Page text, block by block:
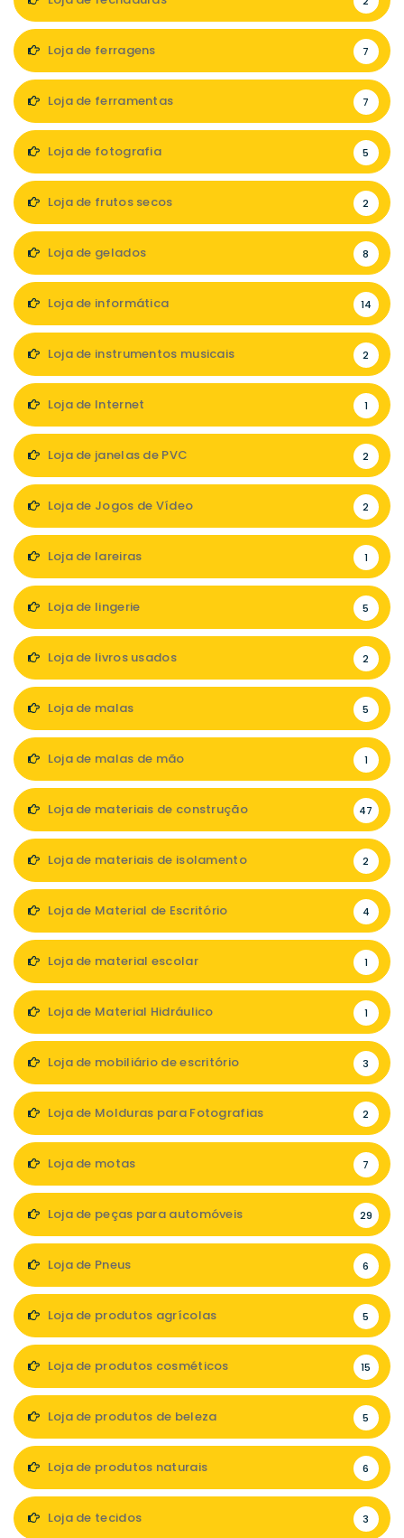
Loja de ferragens 7
Loja de ferramentas 7
Loja de fotografia 5
Loja de frutos secos 2
Loja de gelados 8
Loja de informática 14
Loja de instrumentos musicais 2
Loja de Internet 1
Loja de janelas de PVC 2
Loja de Jogos de Vídeo 2
Loja de lareiras 1
Loja de lingerie 5
Loja de livros usados 2
Loja de malas 5
Loja de malas de mão 1
Loja de materiais de construção 47
Loja de materiais de isolamento 2
Loja de Material de Escritório 4
Loja de material escolar 1
Loja de Material Hidráulico 1
Loja de mobiliário de escritório 3
Loja de Molduras para Fotografias 2
Loja de motas 7
Loja de peças para automóveis 29
Loja de Pneus 6
Loja de produtos agrícolas 5
Loja de produtos cosméticos 15
Loja de produtos de beleza 5
Loja de produtos naturais 6
Loja de tecidos 3